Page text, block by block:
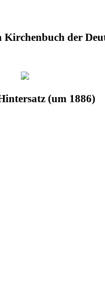
Kirchenbuch der
(um 1886)